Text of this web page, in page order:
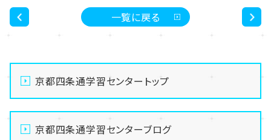
一覧に戻る
京都四条通学習センタートップ
京都四条通学習センターブログ